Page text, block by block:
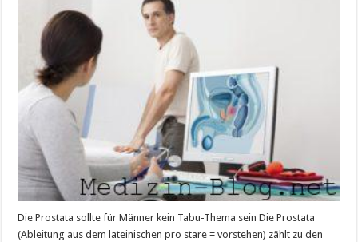
Die Prostata sollte für Männer kein Tabu-Thema sein Die Prostata
(Ableitung aus dem lateinischen pro stare = vorstehen) zählt zu den